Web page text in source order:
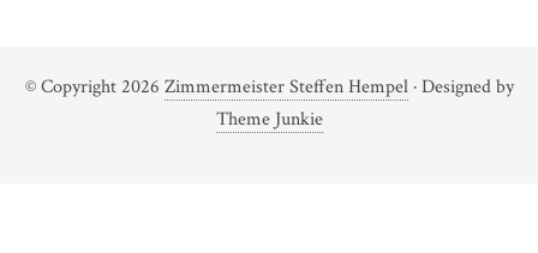
© Copyright 2026 Zimmermeister Steffen Hempel· Designed by
Theme Junkie